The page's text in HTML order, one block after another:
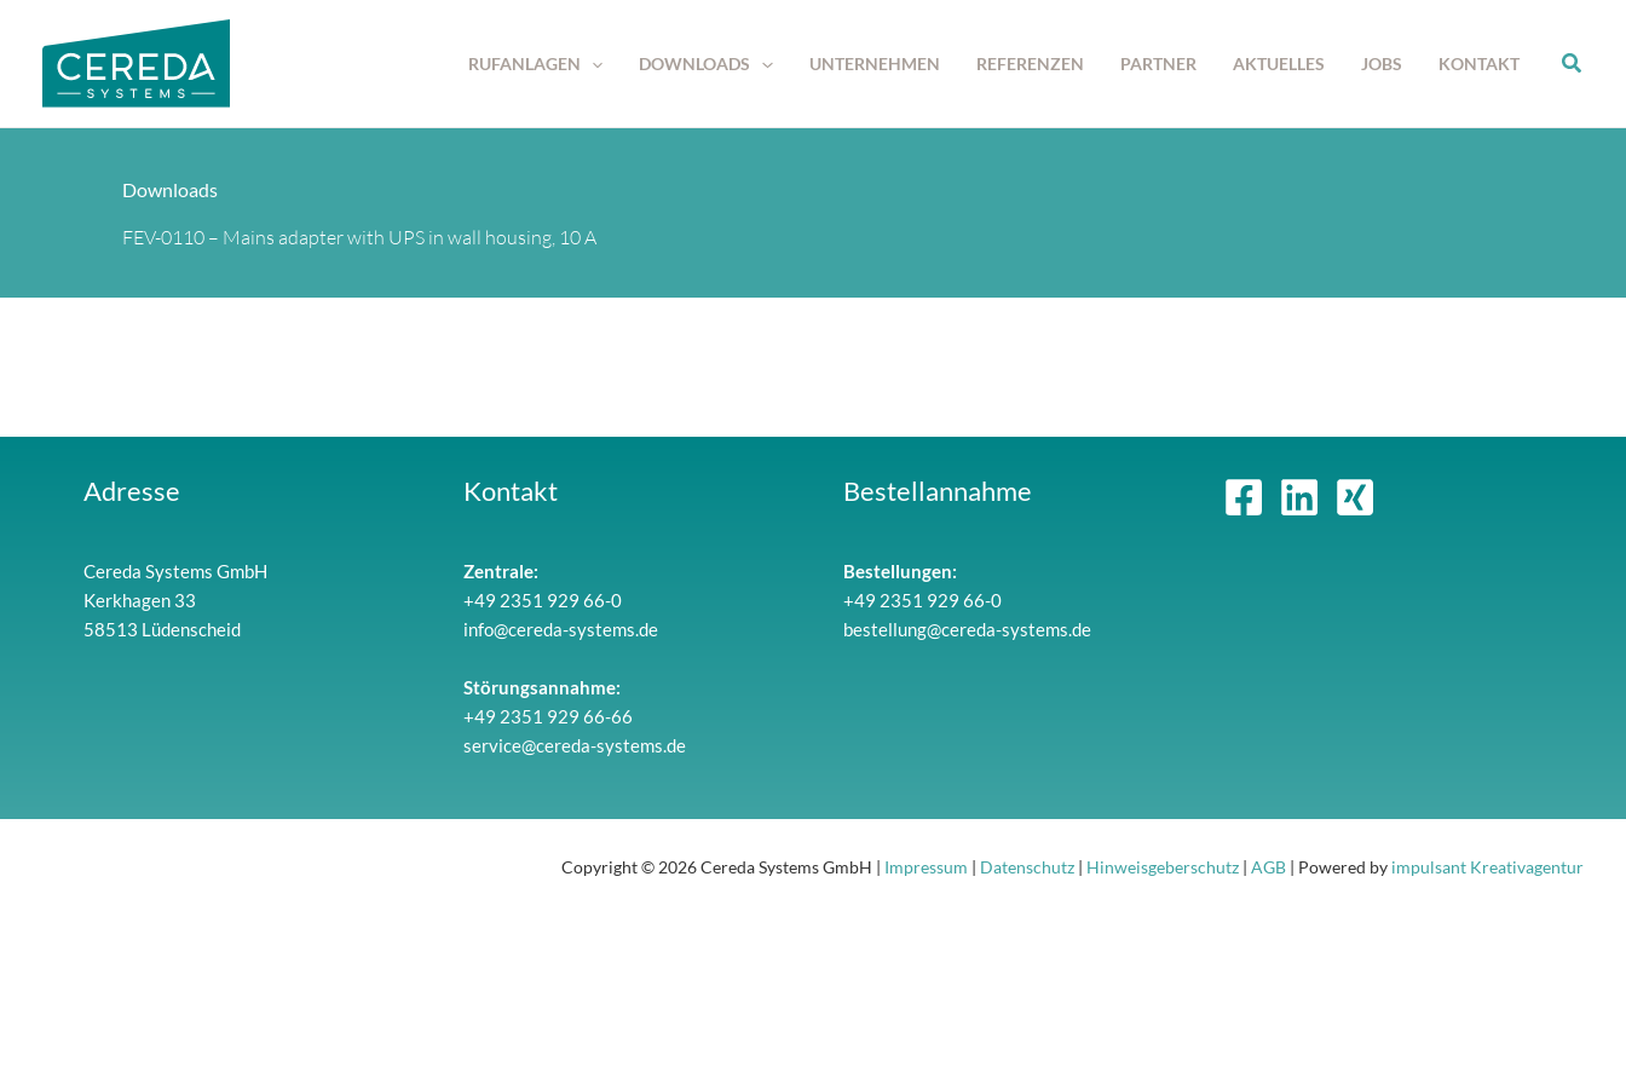
Inhalt
springen
RUFANLAGEN DOWNLOADS UNTERNEHMEN REFERENZEN PARTNER AKTUELLES JOBS KONTAKT
Downloads
FEV-0110 – Mains adapter with UPS in wall housing, 10 A
Adresse
Cereda Systems GmbH
Kerkhagen 33
58513 Lüdenscheid
Kontakt
Zentrale:
+49 2351 929 66-0
info@cereda-systems.de
Störungsannahme:
+49 2351 929 66-66
service@cereda-systems.de
Bestellannahme
Bestellungen:
+49 2351 929 66-0
bestellung@cereda-systems.de
Copyright © 2026 Cereda Systems GmbH | Impressum | Datenschutz | Hinweisgeberschutz | AGB | Powered by impulsant Kreativagentur